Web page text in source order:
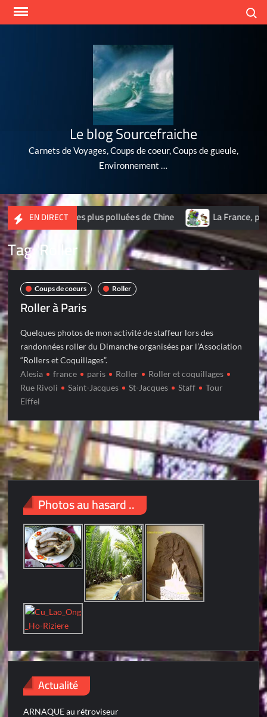
Skip
Le blog Sourcefraiche
Carnets de Voyages, Coups de coeur, Coups de gueule,
Environnement …
EN DIRECT
des 10 villes les plus polluées de Chine La France,
Tag:Roller
Coups de coeurs Roller
Roller à Paris
Quelques photos de mon activité de staffeur lors des
randonnées roller du Dimanche organisées par l’Association
“Rollers et Coquillages”.
Alesia
france paris Roller
Roller et coquillages
Rue Rivoli
Saint-Jacques St-Jacques Staff
Tour
Eiffel
Photos au hasard ..
Actualité
ARNAQUE au rétroviseur